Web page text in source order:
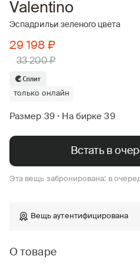
Valentino
Эспадрильи зеленого цвета
29 198 ₽
33 200 ₽
только онлайн
Размер 39 • На бирке 39
Встать в
Эта вещь забронирована: в
Вещь аутентифицирована
О товаре